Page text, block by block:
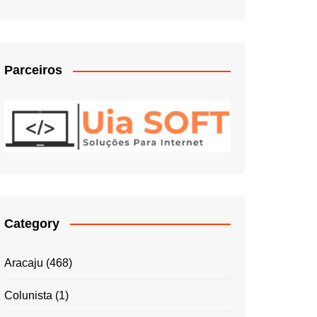
Parceiros
Category
Aracaju (468)
Colunista (1)